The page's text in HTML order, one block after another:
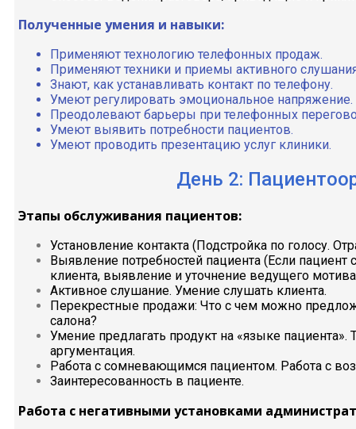
Полученные умения и навыки:
Применяют технологию телефонных продаж.
Применяют техники и приемы активного
Знают, как устанавливать контакт по телефону.
Умеют регулировать эмоциональное напряжение.
Преодолевают барьеры при телефонных
Умеют выявить потребности пациентов.
Умеют проводить презентацию услуг клиники.
День 2:
Этапы обслуживания пациентов:
Установление контакта (Подстройка по голосу.
Выявление потребностей пациента (Если
клиента, выявление и уточнение ведущего
Активное слушание. Умение слушать клиента.
Перекрестные продажи: Что с чем можно
салона?
Умение предлагать продукт на «языке
аргументация.
Работа с сомневающимся пациентом. Работа с
Заинтересованность в пациенте.
Работа с негативными установками